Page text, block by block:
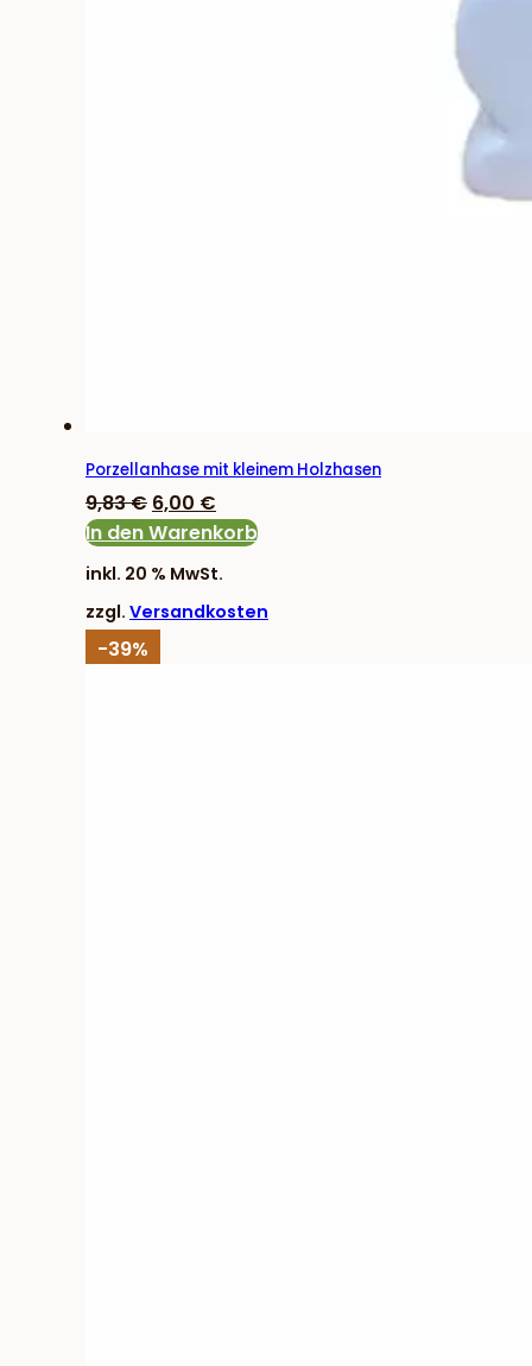
Porzellanhase mit kleinem Holzhasen
9,83€ Ursprünglicher
Preis
war:
6,00 €Aktueller
Preis
ist:
In den Warenkorb
inkl. 20 % MwSt.
zzgl. Versandkosten
-39%